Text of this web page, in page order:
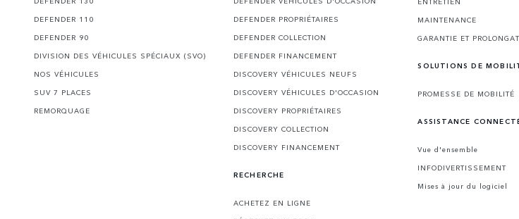
DEFENDER 110
DEFENDER 90
DIVISION DES VÉHICULES SPÉCIAUX (SVO)
NOS VÉHICULES
SUV 7 PLACES
REMORQUAGE
DEFENDER PROPRIÉTAIRES
DEFENDER COLLECTION
DEFENDER FINANCEMENT
DISCOVERY VÉHICULES NEUFS
DISCOVERY VÉHICULES D'OCCASION
DISCOVERY PROPRIÉTAIRES
DISCOVERY COLLECTION
DISCOVERY FINANCEMENT
RECHERCHE
ACHETEZ EN LIGNE
MAINTENANCE
GARANTIE ET
SOLUTIONS DE
PROMESSE DE MOBILITÉ
ASSISTANCE
Vue d'ensemble
INFODIVERTISSEMENT
Mises à jour du logiciel